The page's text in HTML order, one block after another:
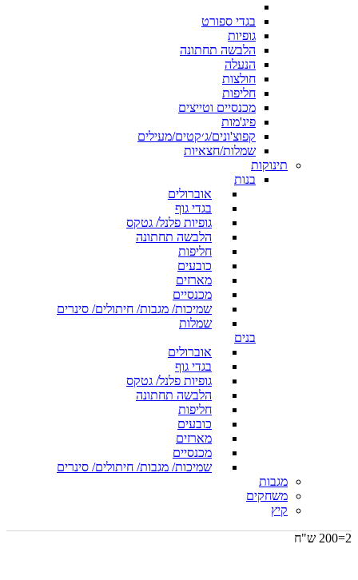
בגדי ספורט
גופיות
הלבשה תחתונה
הנעלה
חולצות
חליפות
מכנסיים וטייצים
פיג'מות
קפוצ'ונים/ג׳קטים/מעילים
שמלות/חצאיות
תינוקות
בנות
אוברולים
בגדי גוף
גופיות פלנל/ גטקס
הלבשה תחתונה
חליפות
כובעים
מארזים
מכנסיים
שמיכות/ מגבות/ חיתולים/ סינרים
שמלות
בנים
אוברולים
בגדי גוף
גופיות פלנל/ גטקס
הלבשה תחתונה
חליפות
כובעים
מארזים
מכנסיים
שמיכות/ מגבות/ חיתולים/ סינרים
מגבות
משחקים
קיץ
2=200 ש"ח